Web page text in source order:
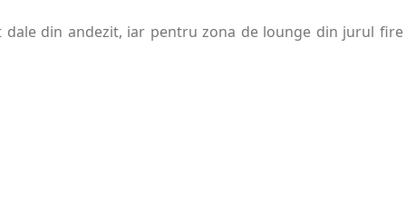
din andezit, iar pentru zona de lounge din jurul